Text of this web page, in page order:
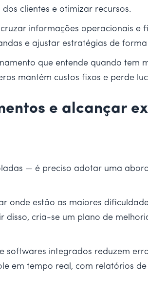
clientes e otimizar recursos.
informações operacionais e
e ajustar estratégias de
que entende quando tem
mantém custos fixos e perde
e alcançar
— é preciso adotar uma
onde estão as maiores
disso, cria-se um plano de
softwares integrados reduzem
em tempo real, com relatórios